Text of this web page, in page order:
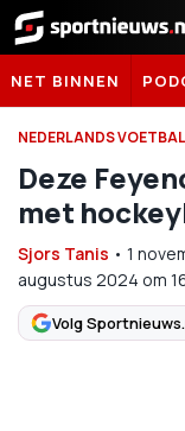
Sportnieuws.nl
NET BINNEN
NEDERLANDS VOETBAL
Deze
met
Sjors Tanis • 1
augustus 2024 om
Volg